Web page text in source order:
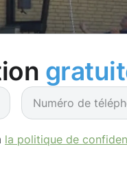
la politique de